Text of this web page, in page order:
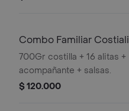
Combo Familiar
700Gr costilla + 16 alitas +
acompañante + salsas.
$ 120.000